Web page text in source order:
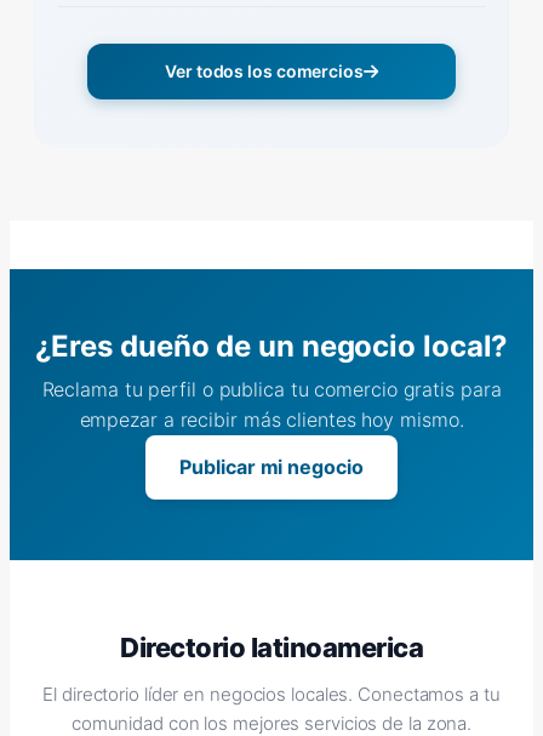
Ver todos los comercios
¿Eres dueño de un negocio local?
Reclama tu perfil o publica tu comercio gratis para
empezar a recibir más clientes hoy mismo.
Publicar mi negocio
Directorio latinoamerica
El directorio líder en negocios locales. Conectamos a tu
comunidad con los mejores servicios de la zona.